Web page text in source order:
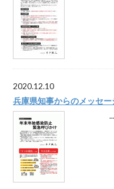
2020.12.10
兵庫県知事からのメッセー
...